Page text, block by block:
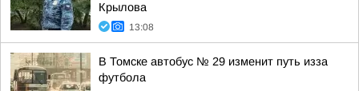
Крылова
13:08
В Томске автобус № 29 изменит путь изза
футбола